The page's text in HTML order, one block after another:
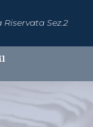
Riservata Sez.2